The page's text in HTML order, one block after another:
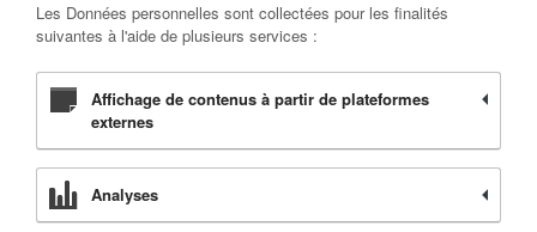
Les Données personnelles sont collectées pour les finalités
suivantes à l'aide de plusieurs services :
Affichage de contenus à partir de plateformes
externes
Analyses